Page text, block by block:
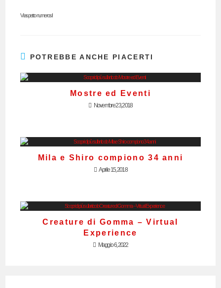
Vi aspetto numerosi!
POTREBBE ANCHE PIACERTI
Mostre ed Eventi
Novembre 23, 2018
Mila e Shiro compiono 34 anni
Aprile 15, 2018
Creature di Gomma – Virtual
Experience
Maggio 6, 2022